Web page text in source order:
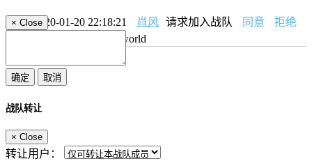
2020-01-20 22:18:21 肖风 请求加入战队 同意
拒绝
hello world
× Close
战队转让
× Close
转让用户：